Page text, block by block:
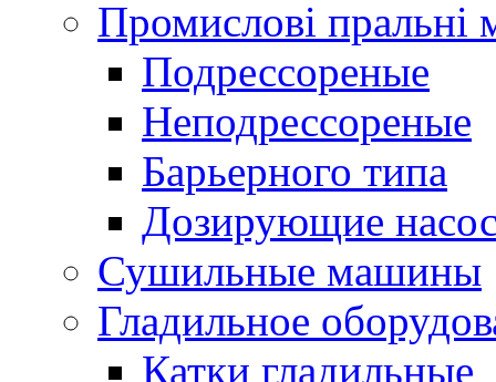
Промислові
Подрессореные
Неподрессореные
Барьерного типа
Дозирующие
Сушильные машины
Гладильное
Катки гладильные